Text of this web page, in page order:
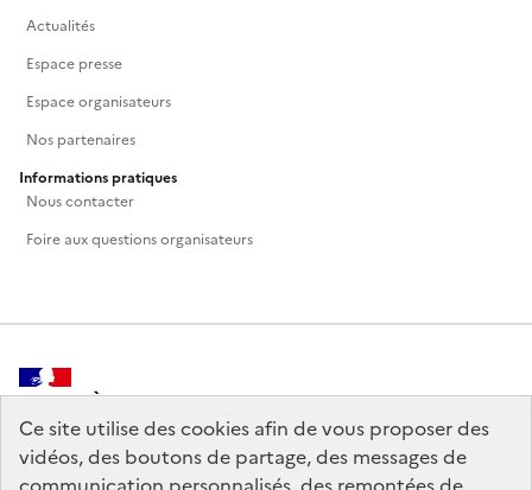
Ce site utilise des cookies afin de vous proposer des
vidéos, des boutons de partage, des messages de
Actualités
Espace presse
Espace organisateurs
Nos partenaires
Informations pratiques
Nous contacter
Foire aux questions organisateurs
MINISTÈRE
DE LA CULTURE